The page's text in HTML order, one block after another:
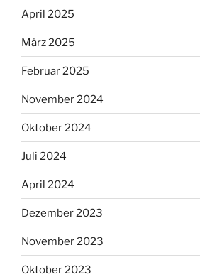
April 2025
März 2025
Februar 2025
November 2024
Oktober 2024
Juli 2024
April 2024
Dezember 2023
November 2023
Oktober 2023